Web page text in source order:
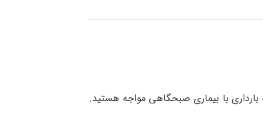
بارداری با بیماری صبحگاهی مواجه هستید.